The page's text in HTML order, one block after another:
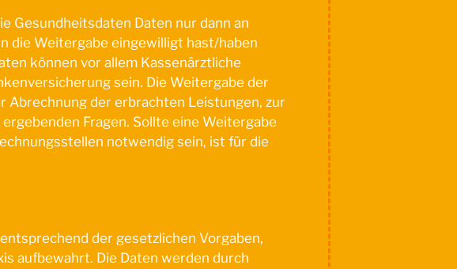
Gesundheitsdaten Daten nur dann an
die Weitergabe eingewilligt hast/haben
können vor allem Kassenärztliche
sein. Die Weitergabe der
Abrechnung der erbrachten Leistungen, zur
Fragen. Sollte eine Weitergabe
notwendig sein, ist für die
der gesetzlichen Vorgaben,
aufbewahrt. Die Daten werden durch